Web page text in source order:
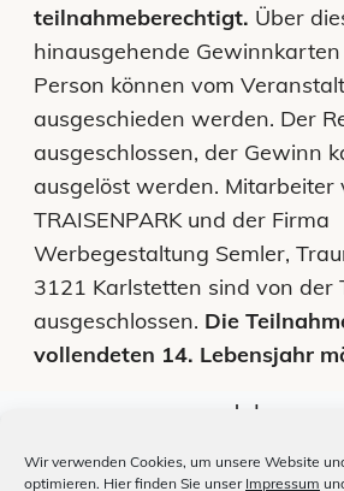
Wir verwenden Cookies, um unsere Website
optimieren. Hier finden Sie unser Impressum
teilnahmeberechtigt. Über
hinausgehende
Person können vom
ausgeschieden werden. Der
ausgeschlossen, der Gewinn
ausgelöst werden. Mitarbeiter
TRAISENPARK und der Firma
Werbegestaltung Semler,
3121 Karlstetten sind von der
ausgeschlossen. Die
vollendeten 14. Lebensjahr
Jobs
Unsere Medien